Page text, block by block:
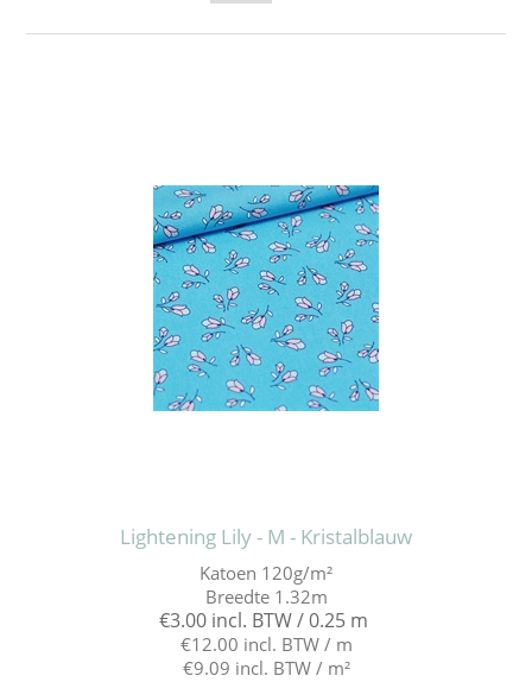
Lightening Lily - M - Kristalblauw
Katoen 120g/m²
Breedte 1.32m
€3.00 incl. BTW / 0.25 m
€12.00 incl. BTW / m
€9.09 incl. BTW / m²